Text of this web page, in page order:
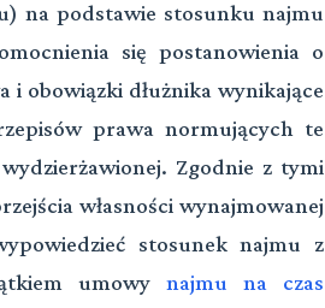
na podstawie stosunku najmu
się postanowienia o
i obowiązki dłużnika wynikające
prawa normujących te
Zgodnie z tymi
własności wynajmowanej
stosunek najmu z
umowy najmu na czas